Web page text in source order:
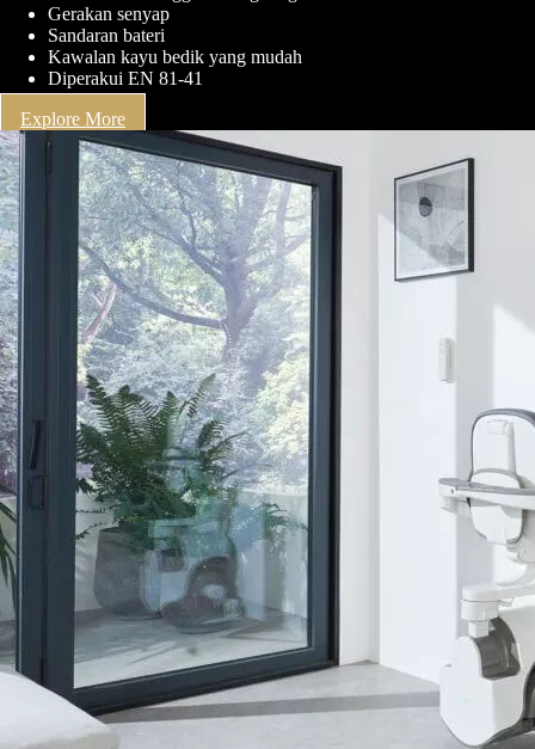
Gerakan senyap
Sandaran bateri
Kawalan kayu bedik yang mudah
Diperakui EN 81-41
Explore More